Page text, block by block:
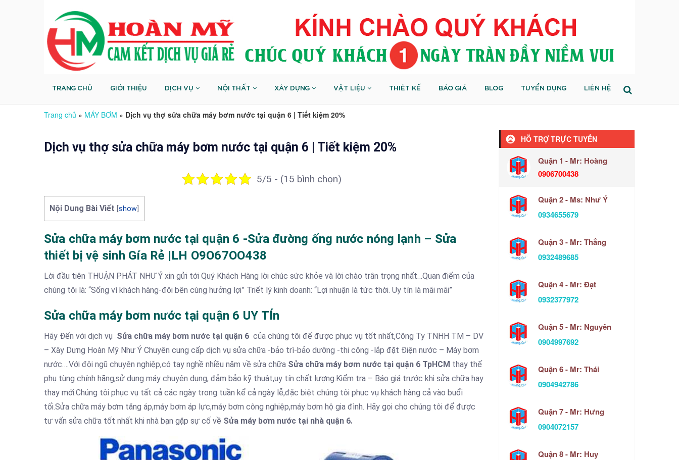
TRANG CHỦ GIỚI THIỆU DỊCH VỤ NỘI THẤT XÂY DỰNG VẬT LIỆU THIÊT KẾ BÁO GIÁ BLOG TUYỂN DỤNG LIÊN HỆ
Trang chủ » MÁY BƠM » Dịch vụ thợ sửa chữa máy bơm nước tại quận 6 | Tiết kiệm 20%
Dịch vụ thợ sửa chữa máy bơm nước tại quận 6 | Tiết kiệm 20%
5/5 - (15 bình chọn)
Nội Dung Bài Viết show
Sửa chữa máy bơm nước tại quận 6 -Sửa đường ống nước nóng lạnh – Sửa
thiết bị vệ sinh Gía Rẻ |LH O9O67OO438
Lời đầu tiên THUẬN PHÁT NHƯ Ý xin gửi tới Quý Khách Hàng lời chúc sức khỏe và lời chào trân trọng nhất…Quan điểm của
chúng tôi là: “Sống vì khách hàng-đôi bên cùng hưởng lợi” Triết lý kinh doanh: “Lợi nhuận là tức thời. Uy tín là mãi mãi”
Sửa chữa máy bơm nước tại quận 6 UY TÍn
Hãy Đến với dịch vụ Sửa chữa máy bơm nước tại quận 6 của chúng tôi để được phục vụ tốt nhất,Công Ty TNHH TM – DV
– Xây Dựng Hoàn Mỹ Như Ý Chuyên cung cấp dịch vụ sửa chữa -bảo trì-bảo dưỡng -thi công -lắp đặt Điện nước – Máy bơm
nước….Với đội ngũ chuyên nghiệp,có tay nghề nhiều năm về sửa chữa Sửa chữa máy bơm nước tại quận 6 TpHCM thay thế
phụ tùng chính hãng,sử dụng máy chuyên dụng, đảm bảo kỹ thuật,uy tín chất lượng.Kiểm tra – Báo giá trước khi sửa chữa hay
thay mới.Chúng tôi phục vụ tất cả các ngày trong tuần kể cả ngày lễ,đặc biệt chúng tôi phục vụ khách hàng cả vào buổi
tối.Sửa chữa máy bơm tăng áp,máy bơm áp lực,máy bơm công nghiệp,máy bơm hộ gia đình. Hãy gọi cho chúng tôi để được
tư vấn sửa chữa tốt nhất khi nhà bạn gặp sự cố về Sửa máy bơm nước tại nhà quận 6.
HỖ TRỢ TRỰC TUYẾN
Quận 1 - Mr: Hoàng
0906700438
Quận 2 - Ms: Như Ý
0934655679
Quận 3 - Mr: Thắng
0932489685
Quận 4 - Mr: Đạt
0932377972
Quận 5 - Mr: Nguyên
0904997692
Quận 6 - Mr: Thái
0904942786
Quận 7 - Mr: Hưng
0904072157
Quận 8 - Mr: Huy